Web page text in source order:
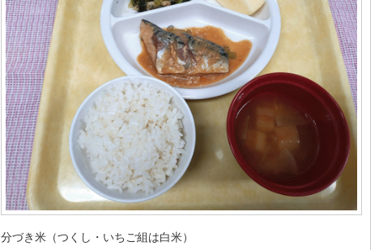
分づき米（つくし・いちご組は白米）